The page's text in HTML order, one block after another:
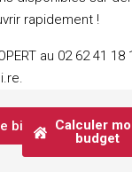
rapidement !
au 02 62 41
bien
Calculer
budget